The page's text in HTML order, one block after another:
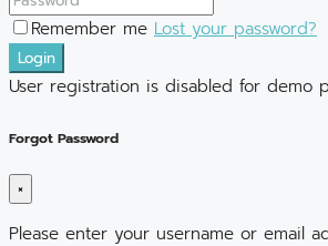
Remember me Lost your password?
Login
User registration is disabled for demo
Forgot Password
×
Please enter your username or email